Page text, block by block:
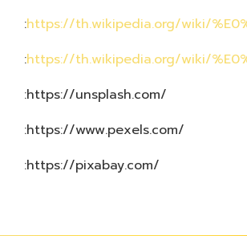
:https://th.wikipedia.org/wiki/
:https://th.wikipedia.org/wiki/
:https://unsplash.com/
:https://www.pexels.com/
:https://pixabay.com/